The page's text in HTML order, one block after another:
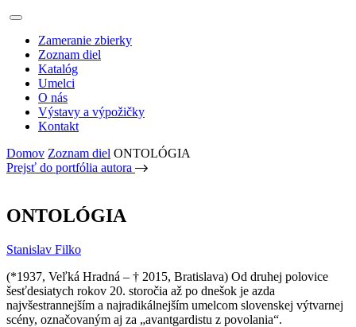
Zameranie zbierky
Zoznam diel
Katalóg
Umelci
O nás
Výstavy a výpožičky
Kontakt
Domov Zoznam diel ONTOLÓGIA
Prejsť do portfólia autora
ONTOLÓGIA
Stanislav Filko
(*1937, Veľká Hradná – † 2015, Bratislava) Od druhej polovice
šesťdesiatych rokov 20. storočia až po dnešok je azda
najvšestrannejším a najradikálnejším umelcom slovenskej výtvarnej
scény, označovaným aj za „avantgardistu z povolania“.